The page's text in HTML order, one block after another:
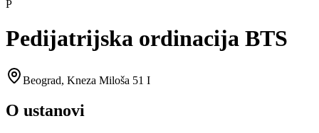
P
Pedijatrijska ordinacija BTS
Beograd, Kneza Miloša 51 I
O ustanovi